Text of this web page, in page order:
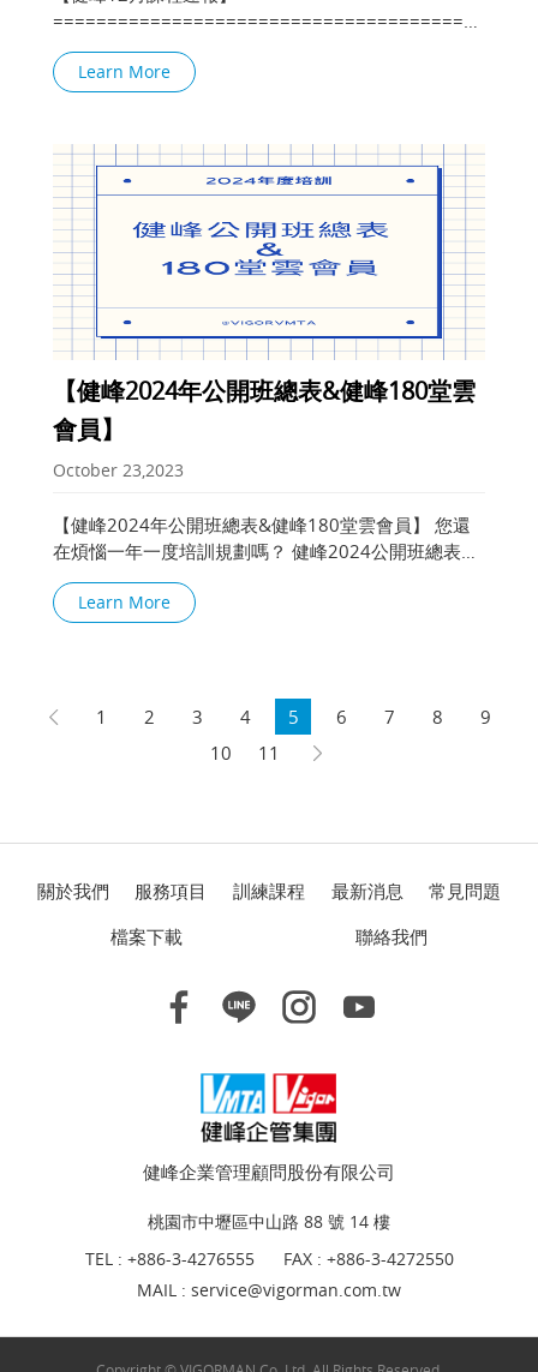
課程報名填寫：(點擊課程名稱即可報名) 12/14 時間管
理與執行力 12
Learn More
【健峰2024年公開班總表&健峰180堂雲
會員】
October 23,2023
【健峰2024年公開班總表&健峰180堂雲會員】 您還
在煩惱一年一度培訓規劃嗎？ 健峰2024公開班總表已
出爐🔥 歡迎下載參考安排👉https://reurl.cc/V42y3R
🔥最適合廠內教育訓練
Learn More
1 2 3 4 5 6 7 8
9
10
11
關於我們 服務項目 訓練課程 最新消息
常見問題
檔案下載
聯絡我們
健峰企業管理顧問股份有限公司
桃園市中壢區中山路 88 號 14 樓
TEL : +886-3-4276555
FAX : +886-3-4272550
MAIL : service@vigorman.com.tw